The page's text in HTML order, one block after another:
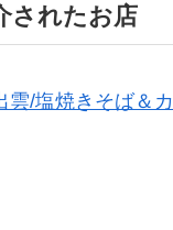
されたお店
/塩焼きそば＆